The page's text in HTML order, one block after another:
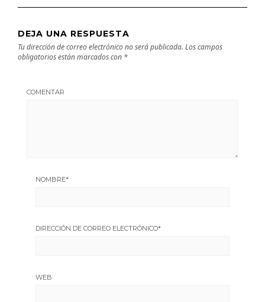
DEJA UNA RESPUESTA
Tu dirección de correo electrónico no será publicada. Los campos
obligatorios están marcados con *
COMENTAR
NOMBRE*
DIRECCIÓN DE CORREO ELECTRÓNICO*
WEB